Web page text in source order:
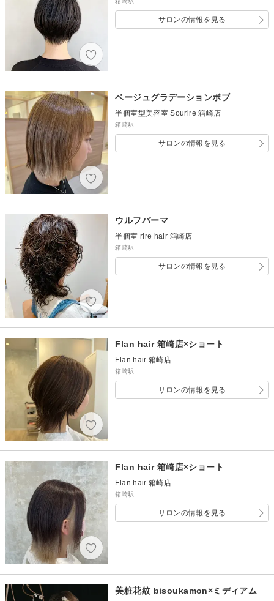
サロンの情報を見る
ベージュグラデーションボブ
半個室型美容室 Sourire 箱崎店
箱崎駅
サロンの情報を見る
ウルフパーマ
半個室 rire hair 箱崎店
箱崎駅
サロンの情報を見る
Flan hair 箱崎店×ショート
Flan hair 箱崎店
箱崎駅
サロンの情報を見る
Flan hair 箱崎店×ショート
Flan hair 箱崎店
箱崎駅
サロンの情報を見る
美粧花紋 bisoukamon×ミディアム